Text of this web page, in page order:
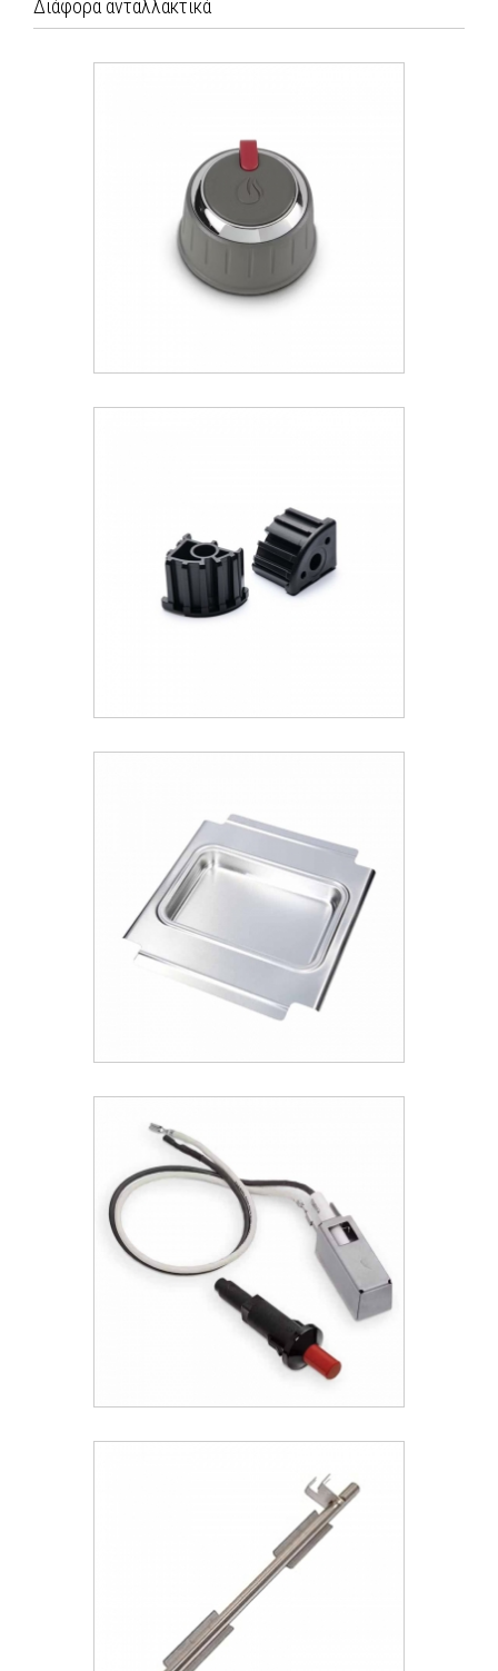
Διάφορα ανταλλακτικά
7.18 €
ΑΝΑΚΑΛΥΨΕ ΤΟ
Τοποθέτησης Τροχών Genesis 2022
8.99 €
ΑΝΑΚΑΛΥΨΕ ΤΟ
Weber® Catch Pan (Δοχείο Συλλογής
Λίπους) Q200/Q2000
20.29 €
ΑΝΑΚΑΛΥΨΕ ΤΟ
Weber® Κit Ανάφλεξης Genesis &
22.47 €
ΑΝΑΚΑΛΥΨΕ ΤΟ